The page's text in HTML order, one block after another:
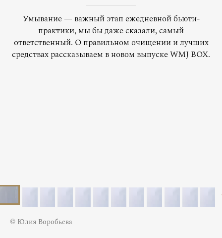
Умывание — важный этап ежедневной бьюти-
практики, мы бы даже сказали, самый
ответственный. О правильном очищении и лучших
средствах рассказываем в новом выпуске WMJ BOX.
© Юлия Воробьева